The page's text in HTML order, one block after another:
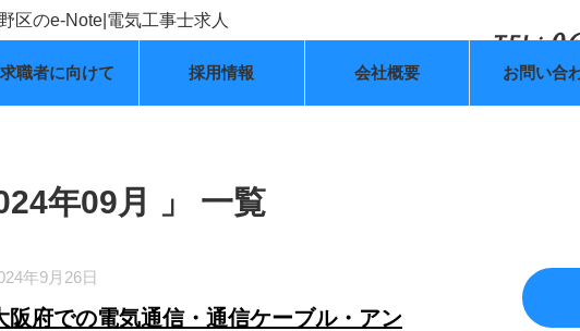
求職者に向けて 採用情報 会社概要 お問い合
年09月 」 一覧
年9月26日
阪府での電気通信・通信ケーブル・アン